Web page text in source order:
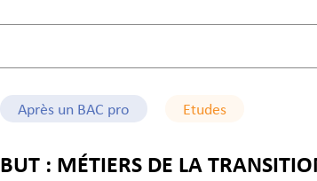
Après un BAC pro Etudes
BUT : MÉTIERS DE LA